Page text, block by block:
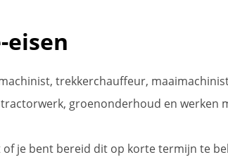
eisen
trekkerchauffeur,
groenonderhoud en werken
of je bent bereid dit op korte termijn te